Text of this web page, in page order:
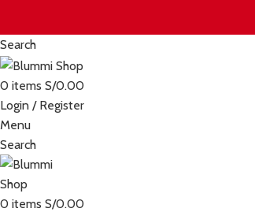
Search
0 items S/0.00
Login / Register
Menu
Search
0 items S/0.00